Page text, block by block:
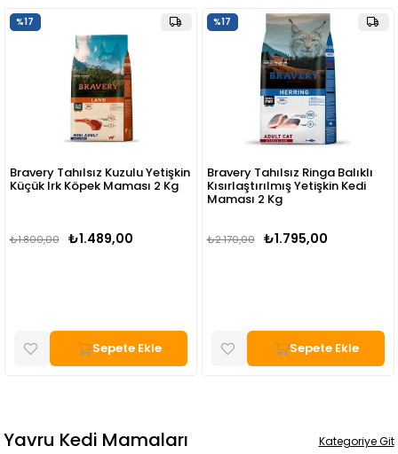
Bravery Tahılsız Kuzulu Yetişkin
Küçük Irk Köpek Maması 2 Kg
₺1.489,00
₺1.800,00
Sepete Ekle
%17
Bravery Tahılsız Ringa Balıklı
Kısırlaştırılmış Yetişkin Kedi
Maması 2 Kg
₺1.795,00
₺2.170,00
Sepete Ekle
%17
Yavru Kedi Mamaları Kategoriye Git